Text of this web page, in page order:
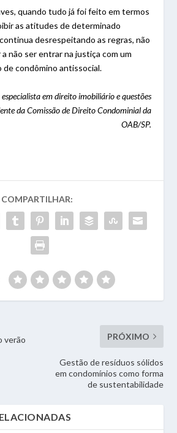
quando tudo já foi feito em termos
as atitudes de determinado
desrespeitando as regras, não
a não ser entrar na justiça com um
de condômino antissocial.
em direito imobiliário e questões
da Comissão de Direito Condominial da
OAB/SP.
COMPARTILHAR:
verão
PRÓXIMO
Gestão de resíduos sólidos
em condomínios como forma
de sustentabilidade